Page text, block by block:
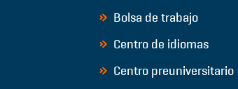
Bolsa de trabajo
Centro de idiomas
Centro preuniversitario